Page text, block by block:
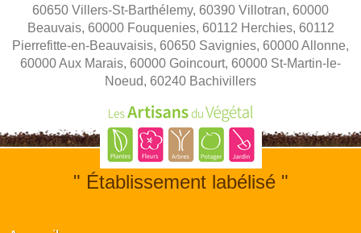
60650 Villers-St-Barthélemy, 60390 Villotran, 60000
Beauvais, 60000 Fouquenies, 60112 Herchies, 60112
Pierrefitte-en-Beauvaisis, 60650 Savignies, 60000 Allonne,
60000 Aux Marais, 60000 Goincourt, 60000 St-Martin-le-
Noeud, 60240 Bachivillers
" Établissement labélisé "